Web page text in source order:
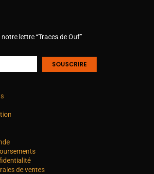
lettre “Traces de Ouf”
SOUSCRIRE
de ventes